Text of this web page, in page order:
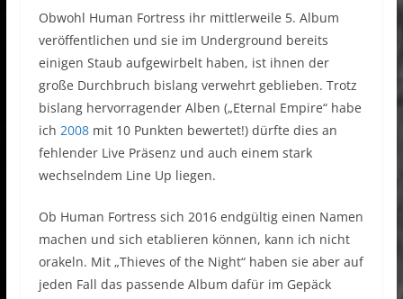
Obwohl Human Fortress ihr mittlerweile 5. Album
veröffentlichen und sie im Underground bereits
einigen Staub aufgewirbelt haben, ist ihnen der
große Durchbruch bislang verwehrt geblieben. Trotz
bislang hervorragender Alben („Eternal Empire“ habe
ich 2008 mit 10 Punkten bewertet!) dürfte dies an
fehlender Live Präsenz und auch einem stark
wechselndem Line Up liegen.
Ob Human Fortress sich 2016 endgültig einen Namen
machen und sich etablieren können, kann ich nicht
orakeln. Mit „Thieves of the Night“ haben sie aber auf
jeden Fall das passende Album dafür im Gepäck